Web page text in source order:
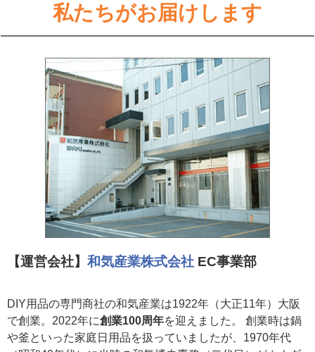
私たちがお届けします
【運営会社】 和気産業株式会社 EC事業部
DIY用品の専門商社の和気産業は1922年（大正11年）大阪
で創業。2022年に創業100周年を迎えました。 創業時は鍋
や釜といった家庭日用品を扱っていましたが、1970年代